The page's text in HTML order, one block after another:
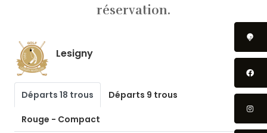
réservation.